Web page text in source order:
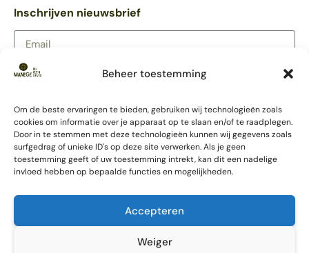
Beheer toestemming
Om de beste ervaringen te bieden, gebruiken wij technologieën zoals
cookies om informatie over je apparaat op te slaan en/of te raadplegen.
Door in te stemmen met deze technologieën kunnen wij gegevens zoals
surfgedrag of unieke ID's op deze site verwerken. Als je geen
toestemming geeft of uw toestemming intrekt, kan dit een nadelige
invloed hebben op bepaalde functies en mogelijkheden.
Accepteren
Weiger
Inschrijven nieuwsbrief
AANMELDEN
Partycentrum
Trouwlocatie
Ponykamp
Survivalkamp
Schoolkamp